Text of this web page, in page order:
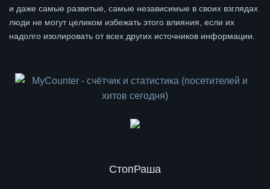
и даже самые развитые, самые независимые в своих взглядах
люди не могут целиком избежать этого влияния, если их
надолго изолировать от всех других источников информации.
СтопРаша